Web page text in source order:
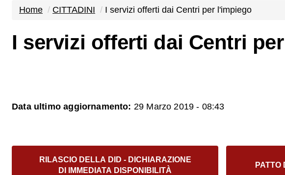
Home CITTADINI I servizi offerti dai Centri per l'impiego
I servizi offerti dai Centri
Data ultimo aggiornamento: 29 Marzo 2019 - 08:43
RILASCIO DELLA DID - DICHIARAZIONE
DI IMMEDIATA DISPONIBILITÀ
PATTO